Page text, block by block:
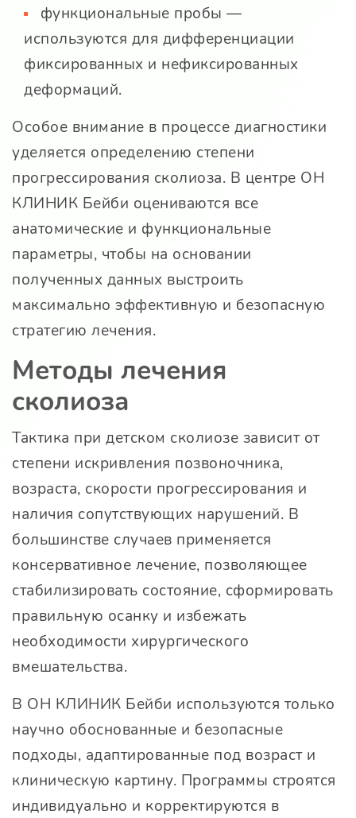
функциональные пробы —
используются для дифференциации
фиксированных и нефиксированных
деформаций.
Особое внимание в процессе диагностики
уделяется определению степени
прогрессирования сколиоза. В центре ОН
КЛИНИК Бейби оцениваются все
анатомические и функциональные
параметры, чтобы на основании
полученных данных выстроить
максимально эффективную и безопасную
стратегию лечения.
Методы лечения
сколиоза
Тактика при детском сколиозе зависит от
степени искривления позвоночника,
возраста, скорости прогрессирования и
наличия сопутствующих нарушений. В
большинстве случаев применяется
консервативное лечение, позволяющее
стабилизировать состояние, сформировать
правильную осанку и избежать
необходимости хирургического
вмешательства.
В ОН КЛИНИК Бейби используются только
научно обоснованные и безопасные
подходы, адаптированные под возраст и
клиническую картину. Программы строятся
индивидуально и корректируются в